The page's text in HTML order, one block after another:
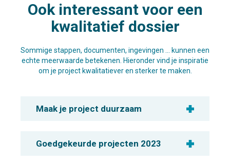
Ook interessant voor een
kwalitatief dossier
Sommige stappen, documenten, ingevingen … kunnen een
echte meerwaarde betekenen. Hieronder vind je inspiratie
om je project kwalitatiever en sterker te maken.
Maak je project duurzaam
Goedgekeurde projecten 2023